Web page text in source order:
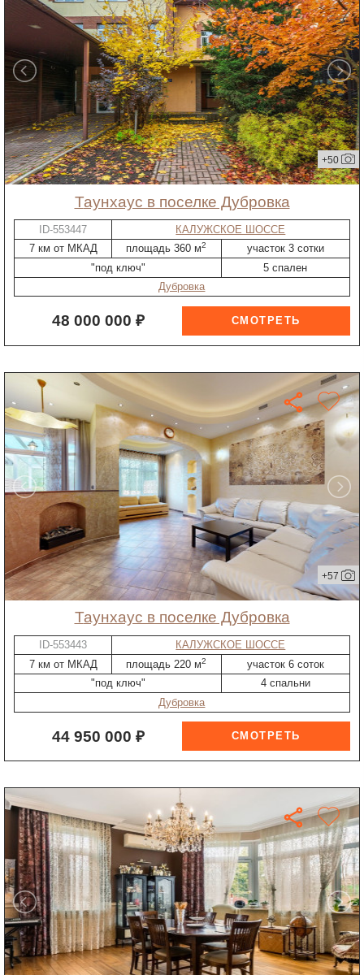
+50
таунхаус в поселке Дубровка
ID-553447
КАЛУЖСКОЕ ШОССЕ
7 км от МКАД
площадь 360 м2
участок 3 сотки
"под ключ"
5 спален
Дубровка
48 000 000 ₽
+57
таунхаус в поселке Дубровка
ID-553443
КАЛУЖСКОЕ ШОССЕ
7 км от МКАД
площадь 220 м2
участок 6 соток
"под ключ"
4 спальни
Дубровка
44 950 000 ₽